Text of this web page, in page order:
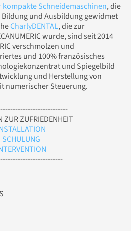
Schneidemaschinen, die
und Ausbildung gewidmet
CharlyDENTAL, die zur
wurde, sind seit 2014
verschmolzen und
und 100% französisches
und Spiegelbild
und Herstellung von
numerischer Steuerung.
ZUR ZUFRIEDENHEIT
SCHULUNG